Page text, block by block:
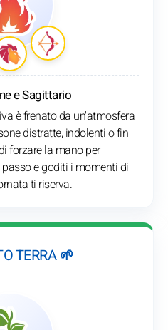
e Sagittario
è frenato da un'atmosfera
distratte, indolenti o fin
forzare la mano per
e goditi i momenti di
ti riserva.
TERRA 🌱